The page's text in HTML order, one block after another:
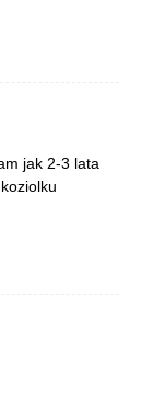
jak 2-3 lata